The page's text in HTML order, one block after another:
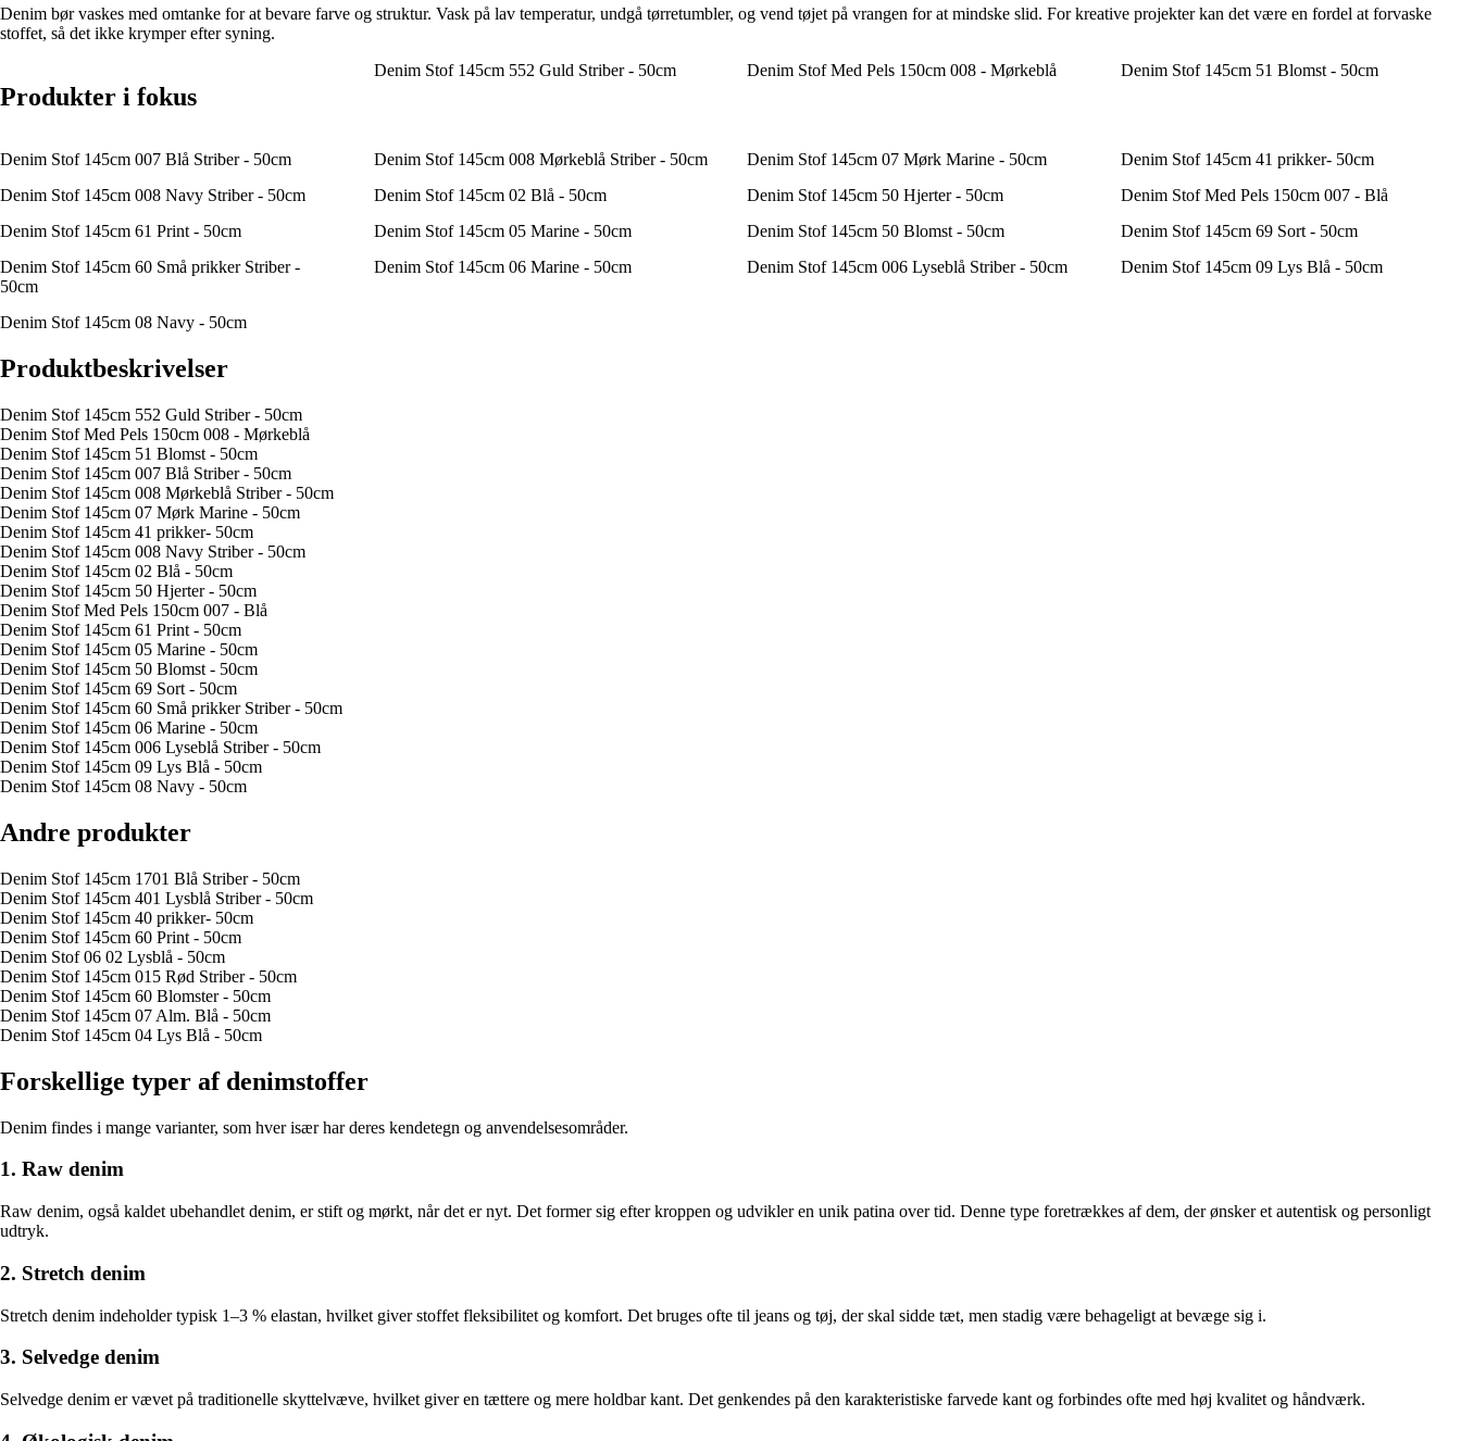
Denim bør vaskes med omtanke for at bevare farve og struktur. Vask på lav temperatur, undgå tørretumbler, og vend tøjet på vrangen for at mindske slid. For kreative projekter kan det være en fordel at forvaske
stoffet, så det ikke krymper efter syning.
Produkter i fokus
Denim Stof 145cm 552 Guld Striber - 50cm Denim Stof Med Pels 150cm 008 - Mørkeblå Denim Stof 145cm 51 Blomst - 50cm
Denim Stof 145cm 007 Blå Striber - 50cm Denim Stof 145cm 008 Mørkeblå Striber - 50cm Denim Stof 145cm 07 Mørk Marine - 50cm
Denim Stof 145cm 41 prikker- 50cm
Denim Stof 145cm 008 Navy Striber - 50cm
Denim Stof 145cm 02 Blå - 50cm Denim Stof 145cm 50 Hjerter - 50cm
Denim Stof Med Pels 150cm 007 - Blå
Denim Stof 145cm 61 Print - 50cm
Denim Stof 145cm 05 Marine - 50cm Denim Stof 145cm 50 Blomst - 50cm
Denim Stof 145cm 69 Sort - 50cm
Denim Stof 145cm 60 Små prikker Striber -
50cm
Denim Stof 145cm 06 Marine - 50cm Denim Stof 145cm 006 Lyseblå Striber - 50cm Denim Stof 145cm 09 Lys Blå - 50cm
Denim Stof 145cm 08 Navy - 50cm
Produktbeskrivelser
Denim Stof 145cm 552 Guld Striber - 50cm
Denim Stof Med Pels 150cm 008 - Mørkeblå
Denim Stof 145cm 51 Blomst - 50cm
Denim Stof 145cm 007 Blå Striber - 50cm
Denim Stof 145cm 008 Mørkeblå Striber - 50cm
Denim Stof 145cm 07 Mørk Marine - 50cm
Denim Stof 145cm 41 prikker- 50cm
Denim Stof 145cm 008 Navy Striber - 50cm
Denim Stof 145cm 02 Blå - 50cm
Denim Stof 145cm 50 Hjerter - 50cm
Denim Stof Med Pels 150cm 007 - Blå
Denim Stof 145cm 61 Print - 50cm
Denim Stof 145cm 05 Marine - 50cm
Denim Stof 145cm 50 Blomst - 50cm
Denim Stof 145cm 69 Sort - 50cm
Denim Stof 145cm 60 Små prikker Striber - 50cm
Denim Stof 145cm 06 Marine - 50cm
Denim Stof 145cm 006 Lyseblå Striber - 50cm
Denim Stof 145cm 09 Lys Blå - 50cm
Denim Stof 145cm 08 Navy - 50cm
Andre produkter
Denim Stof 145cm 1701 Blå Striber - 50cm
Denim Stof 145cm 401 Lysblå Striber - 50cm
Denim Stof 145cm 40 prikker- 50cm
Denim Stof 145cm 60 Print - 50cm
Denim Stof 06 02 Lysblå - 50cm
Denim Stof 145cm 015 Rød Striber - 50cm
Denim Stof 145cm 60 Blomster - 50cm
Denim Stof 145cm 07 Alm. Blå - 50cm
Denim Stof 145cm 04 Lys Blå - 50cm
Forskellige typer af denimstoffer
Denim findes i mange varianter, som hver især har deres kendetegn og anvendelsesområder.
1. Raw denim
Raw denim, også kaldet ubehandlet denim, er stift og mørkt, når det er nyt. Det former sig efter kroppen og udvikler en unik patina over tid. Denne type foretrækkes af dem, der ønsker et autentisk og personligt
udtryk.
2. Stretch denim
Stretch denim indeholder typisk 1–3 % elastan, hvilket giver stoffet fleksibilitet og komfort. Det bruges ofte til jeans og tøj, der skal sidde tæt, men stadig være behageligt at bevæge sig i.
3. Selvedge denim
Selvedge denim er vævet på traditionelle skyttelvæve, hvilket giver en tættere og mere holdbar kant. Det genkendes på den karakteristiske farvede kant og forbindes ofte med høj kvalitet og håndværk.